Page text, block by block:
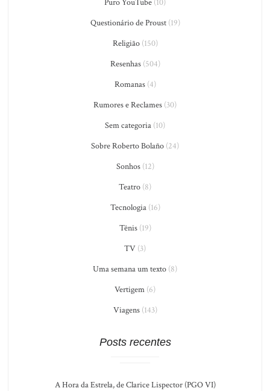
Puro YouTube (10)
Questionário de Proust(19)
Religião(150)
Resenhas(504)
Romanas(4)
Rumores e Reclames (30)
Sem categoria (10)
Sobre Roberto Bolaño (24)
Sonhos(12)
Teatro (8)
Tecnologia(16)
Tênis(19)
TV (3)
Uma semana um texto (8)
Vertigem (6)
Viagens(143)
Posts recentes
A Hora da Estrela, de Clarice Lispector (PGO VI)